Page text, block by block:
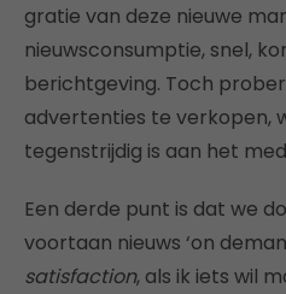
gratie van deze nieuwe
nieuwsconsumptie, snel,
berichtgeving. Toch
advertenties te verkopen,
tegenstrijdig is aan het
Een derde punt is dat we
voortaan nieuws ‘on
satisfaction, als ik iets wil